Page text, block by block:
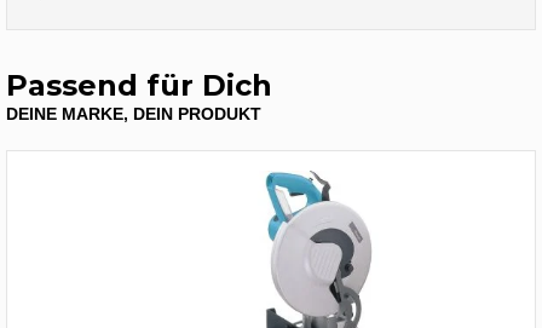
Passend für Dich
DEINE MARKE, DEIN PRODUKT